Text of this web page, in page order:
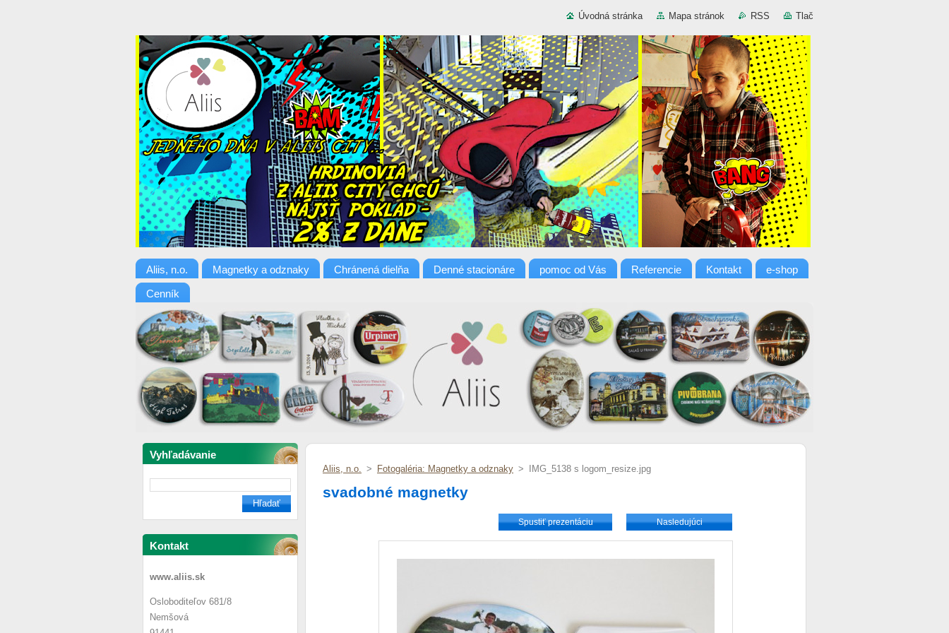
Úvodná stránka Mapa stránok RSS Tlač
Aliis, n.o. Magnetky a odznaky Chránená dielňa Denné stacionáre pomoc od Vás Referencie Kontakt e-shop
Cenník
Vyhľadávanie
Kontakt
www.aliis.sk
Osloboditeľov 681/8
Nemšová
Aliis, n.o. > Fotogaléria: Magnetky a odznaky > IMG_5138 s logom_resize.jpg
svadobné magnetky
Spustiť prezentáciu Nasledujúci